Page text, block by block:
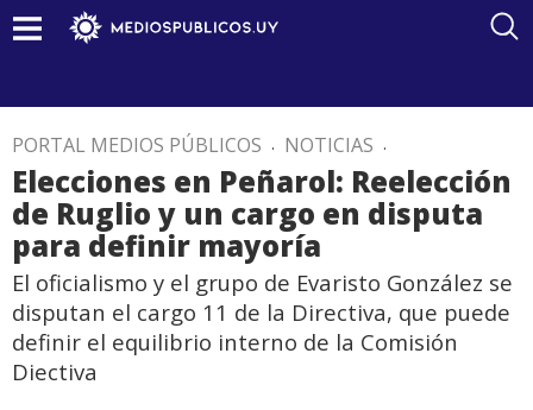
PORTAL MEDIOS PÚBLICOS . NOTICIAS .
Elecciones en Peñarol: Reelección
de Ruglio y un cargo en disputa
para definir mayoría
El oficialismo y el grupo de Evaristo González se
disputan el cargo 11 de la Directiva, que puede
definir el equilibrio interno de la Comisión
Diectiva